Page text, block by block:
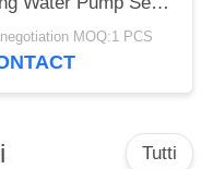
MOQ:1 PCS
Tutti